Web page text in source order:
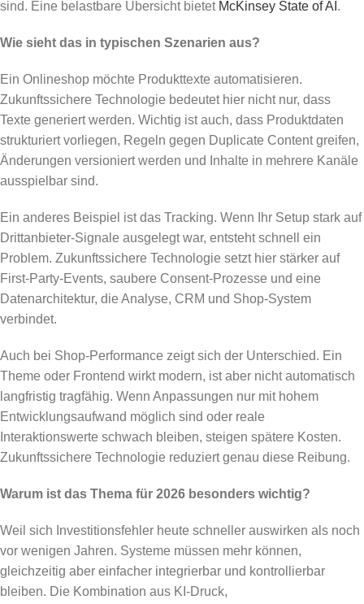
sind. Eine belastbare Übersicht bietet McKinsey State of AI .
Wie sieht das in typischen Szenarien aus?
Ein Onlineshop möchte Produkttexte automatisieren.
Zukunftssichere Technologie bedeutet hier nicht nur, dass
Texte generiert werden. Wichtig ist auch, dass Produktdaten
strukturiert vorliegen, Regeln gegen Duplicate Content greifen,
Änderungen versioniert werden und Inhalte in mehrere Kanäle
ausspielbar sind.
Ein anderes Beispiel ist das Tracking. Wenn Ihr Setup stark auf
Drittanbieter-Signale ausgelegt war, entsteht schnell ein
Problem. Zukunftssichere Technologie setzt hier stärker auf
First-Party-Events, saubere Consent-Prozesse und eine
Datenarchitektur, die Analyse, CRM und Shop-System
verbindet.
Auch bei Shop-Performance zeigt sich der Unterschied. Ein
Theme oder Frontend wirkt modern, ist aber nicht automatisch
langfristig tragfähig. Wenn Anpassungen nur mit hohem
Entwicklungsaufwand möglich sind oder reale
Interaktionswerte schwach bleiben, steigen spätere Kosten.
Zukunftssichere Technologie reduziert genau diese Reibung.
Warum ist das Thema für 2026 besonders wichtig?
Weil sich Investitionsfehler heute schneller auswirken als noch
vor wenigen Jahren. Systeme müssen mehr können,
gleichzeitig aber einfacher integrierbar und kontrollierbar
bleiben. Die Kombination aus KI-Druck,